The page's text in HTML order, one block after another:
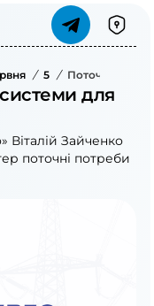
/ 5 / Поточні
для
Віталій Зайченко
поточні потреби